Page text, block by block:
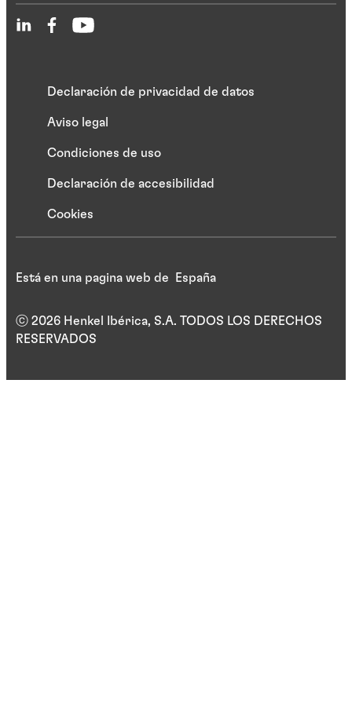
Declaración de privacidad de datos
Aviso legal
Condiciones de uso
Declaración de accesibilidad
Cookies
ⓒ 2026 Henkel Ibérica, S.A. TODOS LOS DERECHOS
RESERVADOS
Está en una pagina web de España